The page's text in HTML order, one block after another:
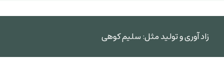
زاد آوری و تولید مثل: سلیم کوهی